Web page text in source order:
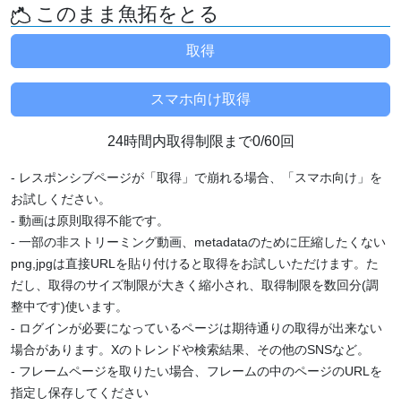
このまま魚拓をとる
24時間内取得制限まで0/60回
- レスポンシブページが「取得」で崩れる場合、「スマホ向け」を
お試しください。
- 動画は原則取得不能です。
- 一部の非ストリーミング動画、metadataのために圧縮したくない
png,jpgは直接URLを貼り付けると取得をお試しいただけます。た
だし、取得のサイズ制限が大きく縮小され、取得制限を数回分(調
整中です)使います。
- ログインが必要になっているページは期待通りの取得が出来ない
場合があります。Xのトレンドや検索結果、その他のSNSなど。
- フレームページを取りたい場合、フレームの中のページのURLを
指定し保存してください